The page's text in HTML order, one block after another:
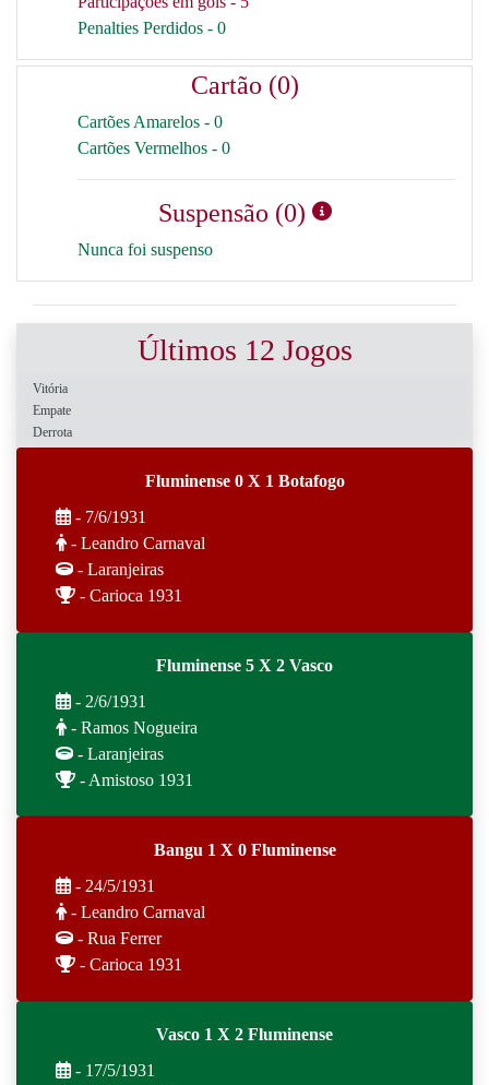
Penalties Perdidos - 0
Cartão (0)
Cartões Amarelos - 0
Cartões Vermelhos - 0
Suspensão (0)
Nunca foi suspenso
Últimos 12 Jogos
Vitória
Empate
Derrota
Fluminense 0 X 1 Botafogo
- 7/6/1931
- Leandro Carnaval
- Laranjeiras
- Carioca 1931
Fluminense 5 X 2 Vasco
- 2/6/1931
- Ramos Nogueira
- Laranjeiras
- Amistoso 1931
Bangu 1 X 0 Fluminense
- 24/5/1931
- Leandro Carnaval
- Rua Ferrer
- Carioca 1931
Vasco 1 X 2 Fluminense
- 17/5/1931